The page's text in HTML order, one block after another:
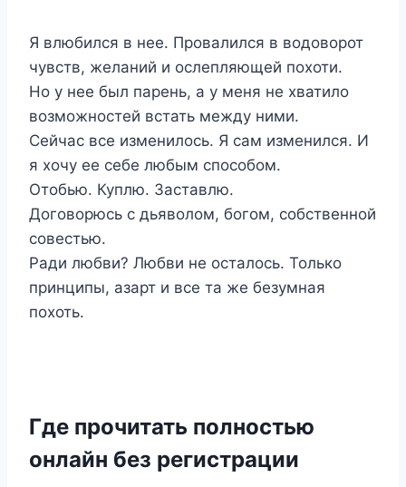
Я влюбился в нее. Провалился в водоворот
чувств, желаний и ослепляющей похоти.
Но у нее был парень, а у меня не хватило
возможностей встать между ними.
Сейчас все изменилось. Я сам изменился. И
я хочу ее себе любым способом.
Отобью. Куплю. Заставлю.
Договорюсь с дьяволом, богом, собственной
совестью.
Ради любви? Любви не осталось. Только
принципы, азарт и все та же безумная
похоть.
Где прочитать полностью
онлайн без регистрации